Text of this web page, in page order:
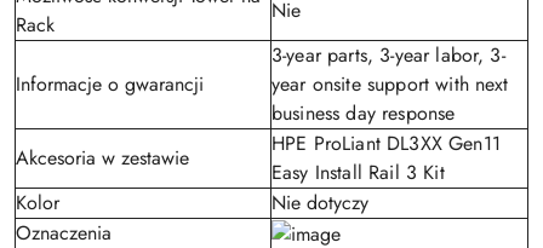
Rack
Nie
Informacje o gwarancji
3-year parts, 3-year labor, 3-
year onsite support with next
business day response
Akcesoria w zestawie
HPE ProLiant DL3XX Gen11
Easy Install Rail 3 Kit
Kolor
Nie dotyczy
Oznaczenia